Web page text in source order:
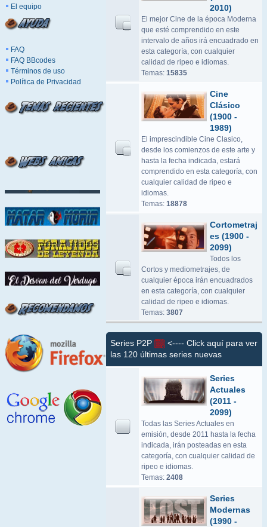
El equipo
FAQ
FAQ BBcodes
Términos de uso
Política de Privacidad
2010)
El mejor Cine de la época Moderna
que esté comprendido en este
intervalo de años irá encuadrado en
esta categoría, con cualquier
calidad de ripeo e idiomas.
Temas: 15835
Cine
Clásico
(1900 -
1989)
El imprescindible Cine Clasico,
desde los comienzos de este arte y
hasta la fecha indicada, estará
comprendido en esta categoría, con
cualquier calidad de ripeo e
idiomas.
Temas: 18878
Cortometraj
es (1900 -
2099)
Todos los
Cortos y mediometrajes, de
cualquier época irán encuadrados
en esta categoría, con cualquier
calidad de ripeo e idiomas.
Temas: 3807
Series P2P
<---- Click aquí para ver
las 120 últimas series nuevas
Series
Actuales
(2011 -
2099)
Todas las Series Actuales en
emisión, desde 2011 hasta la fecha
indicada, irán posteadas en esta
categoría, con cualquier calidad de
ripeo e idiomas.
Temas: 2408
Series
Modernas
(1990 -